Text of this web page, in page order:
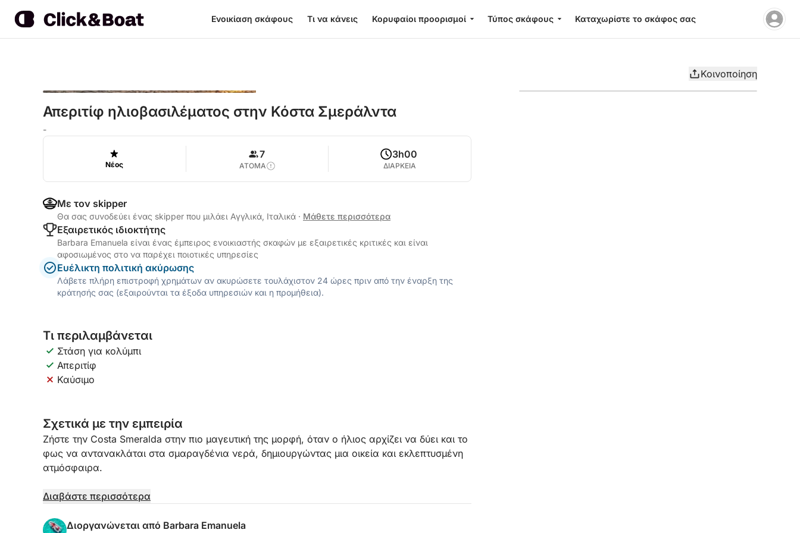
Ενοικίαση σκάφους Τι να κάνεις Κορυφαίοι προορισμοί Τύπος σκάφους Καταχωρίστε το σκάφος σας
Κοινοποίηση
Απεριτίφ ηλιοβασιλέματος στην Κόστα Σμεράλντα
-
Νέος
7
ΑΤΟΜΑ
3h00
ΔΙΑΡΚΕΙΑ
Με τον skipper
Θα σας συνοδεύει ένας skipper που μιλάει Αγγλικά, Ιταλικά · Μάθετε περισσότερα
Εξαιρετικός ιδιοκτήτης
Barbara Emanuela είναι ένας έμπειρος ενοικιαστής σκαφών με εξαιρετικές κριτικές και είναι
αφοσιωμένος στο να παρέχει ποιοτικές υπηρεσίες
Ευέλικτη πολιτική ακύρωσης
Λάβετε πλήρη επιστροφή χρημάτων αν ακυρώσετε τουλάχιστον 24 ώρες πριν από την έναρξη της
κράτησής σας (εξαιρούνται τα έξοδα υπηρεσιών και η προμήθεια).
Τι περιλαμβάνεται
Στάση για κολύμπι
Απεριτίφ
Καύσιμο
Σχετικά με την εμπειρία
Ζήστε την Costa Smeralda στην πιο μαγευτική της μορφή, όταν ο ήλιος αρχίζει να δύει και το
φως να αντανακλάται στα σμαραγδένια νερά, δημιουργώντας μια οικεία και εκλεπτυσμένη
ατμόσφαιρα.
Η ιστιοπλοΐα κατά το ηλιοβασίλεμα προσφέρει εκπληκτική θέα στα πιο όμορφα νησιά του
θάλασσα γίνεται ήρεμη και φωτεινή. Είναι η ιδανική στιγμή για να χαλαρώσετε, να
Διαβάστε περισσότερα
Διοργανώνεται από Barbara Emanuela